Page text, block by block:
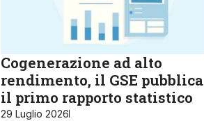
Cogenerazione ad alto
rendimento, il GSE pubblica
il primo rapporto statistico
29 Luglio 2026